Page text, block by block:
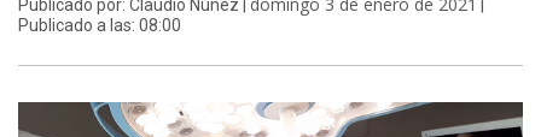
Publicado por: Claudio Nuñez |
Publicado a las: 08:00